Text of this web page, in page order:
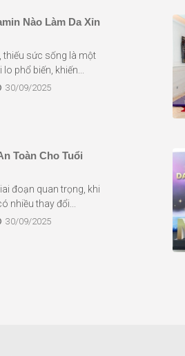
Nào Làm Da Xỉn
thiếu sức sống là một
phổ biến, khiến...
30/09/2025
Toàn Cho Tuổi
đoạn quan trọng, khi
nhiều thay đổi...
30/09/2025